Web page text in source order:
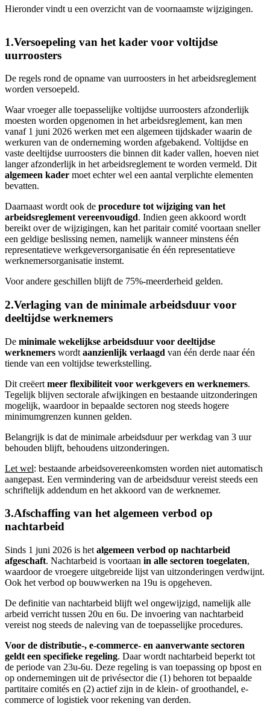
Hieronder vindt u een overzicht van de voornaamste wijzigingen.
1.Versoepeling van het kader voor voltijdse
uurroosters
De regels rond de opname van uurroosters in het arbeidsreglement
worden versoepeld.
Waar vroeger alle toepasselijke voltijdse uurroosters afzonderlijk
moesten worden opgenomen in het arbeidsreglement, kan men
vanaf 1 juni 2026 werken met een algemeen tijdskader waarin de
werkuren van de onderneming worden afgebakend. Voltijdse en
vaste deeltijdse uurroosters die binnen dit kader vallen, hoeven niet
langer afzonderlijk in het arbeidsreglement te worden vermeld. Dit
algemeen kader moet echter wel een aantal verplichte elementen
bevatten.
Daarnaast wordt ook de procedure tot wijziging van het
arbeidsreglement vereenvoudigd. Indien geen akkoord wordt
bereikt over de wijzigingen, kan het paritair comité voortaan sneller
een geldige beslissing nemen, namelijk wanneer minstens één
representatieve werkgeversorganisatie én één representatieve
werknemersorganisatie instemt.
Voor andere geschillen blijft de 75%-meerderheid gelden.
2.Verlaging van de minimale arbeidsduur voor
deeltijdse werknemers
De minimale wekelijkse arbeidsduur voor deeltijdse
werknemers wordt aanzienlijk verlaagd van één derde naar één
tiende van een voltijdse tewerkstelling.
Dit creëert meer flexibiliteit voor werkgevers en werknemers.
Tegelijk blijven sectorale afwijkingen en bestaande uitzonderingen
mogelijk, waardoor in bepaalde sectoren nog steeds hogere
minimumgrenzen kunnen gelden.
Belangrijk is dat de minimale arbeidsduur per werkdag van 3 uur
behouden blijft, behoudens uitzonderingen.
Let wel: bestaande arbeidsovereenkomsten worden niet automatisch
aangepast. Een vermindering van de arbeidsduur vereist steeds een
schriftelijk addendum en het akkoord van de werknemer.
3.Afschaffing van het algemeen verbod op
nachtarbeid
Sinds 1 juni 2026 is het algemeen verbod op nachtarbeid
afgeschaft. Nachtarbeid is voortaan in alle sectoren toegelaten,
waardoor de vroegere uitgebreide lijst van uitzonderingen verdwijnt.
Ook het verbod op bouwwerken na 19u is opgeheven.
De definitie van nachtarbeid blijft wel ongewijzigd, namelijk alle
arbeid verricht tussen 20u en 6u. De invoering van nachtarbeid
vereist nog steeds de naleving van de toepasselijke procedures.
Voor de distributie-, e-commerce- en aanverwante sectoren
geldt een specifieke regeling. Daar wordt nachtarbeid beperkt tot
de periode van 23u-6u. Deze regeling is van toepassing op bpost en
op ondernemingen uit de privésector die (1) behoren tot bepaalde
partitaire comités en (2) actief zijn in de klein- of groothandel, e-
commerce of logistiek voor rekening van derden.